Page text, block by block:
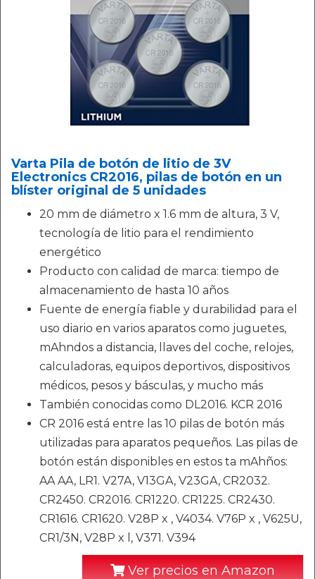
Varta Pila de botón de litio de 3V
Electronics CR2016, pilas de botón en un
blíster original de 5 unidades
20 mm de diámetro x 1.6 mm de altura, 3 V,
tecnología de litio para el rendimiento
energético
Producto con calidad de marca: tiempo de
almacenamiento de hasta 10 años
Fuente de energía fiable y durabilidad para el
uso diario en varios aparatos como juguetes,
mAhndos a distancia, llaves del coche, relojes,
calculadoras, equipos deportivos, dispositivos
médicos, pesos y básculas, y mucho más
También conocidas como DL2016. KCR 2016
CR 2016 está entre las 10 pilas de botón más
utilizadas para aparatos pequeños. Las pilas de
botón están disponibles en estos ta mAhños:
AA AA, LR1. V27A, V13GA, V23GA, CR2032.
CR2450. CR2016. CR1220. CR1225. CR2430.
CR1616. CR1620. V28P x , V4034. V76P x , V625U,
CR1/3N, V28P x l, V371. V394
Ver precios en Amazon